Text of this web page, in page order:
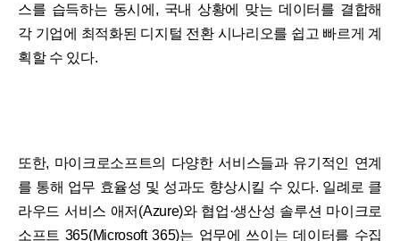
스를 습득하는 동시에, 국내 상황에 맞는 데이터를 결합해
각 기업에 최적화된 디지털 전환 시나리오를 쉽고 빠르게 계
획할 수 있다.
또한, 마이크로소프트의 다양한 서비스들과 유기적인 연계
를 통해 업무 효율성 및 성과도 향상시킬 수 있다. 일례로 클
라우드 서비스 애저(Azure)와 협업·생산성 솔루션 마이크로
소프트 365(Microsoft 365)는 업무에 쓰이는 데이터를 수집